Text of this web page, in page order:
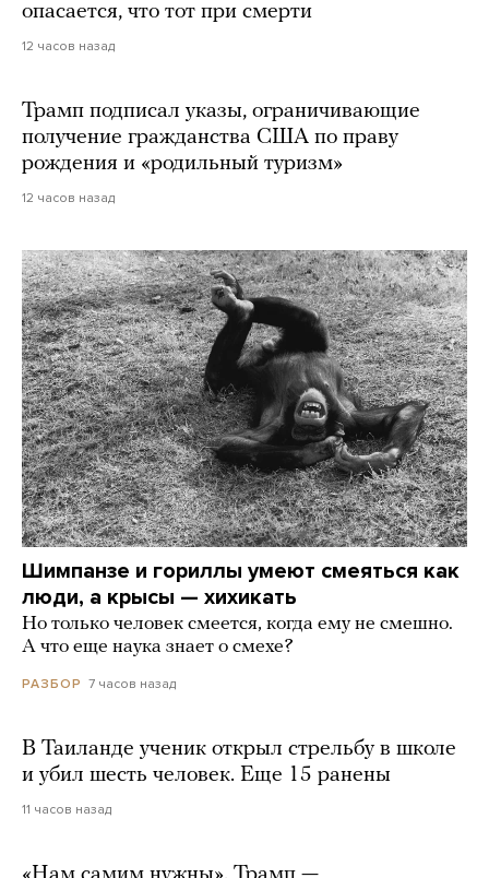
опасается, что тот при смерти
12 часов назад
Трамп подписал указы, ограничивающие
получение гражданства США по праву
рождения и «родильный туризм»
12 часов назад
Шимпанзе и гориллы умеют смеяться как
люди, а крысы — хихикать
Но только человек смеется, когда ему не смешно.
А что еще наука знает о смехе?
РАЗБОР 7 часов назад
В Таиланде ученик открыл стрельбу в школе
и убил шесть человек. Еще 15 ранены
11 часов назад